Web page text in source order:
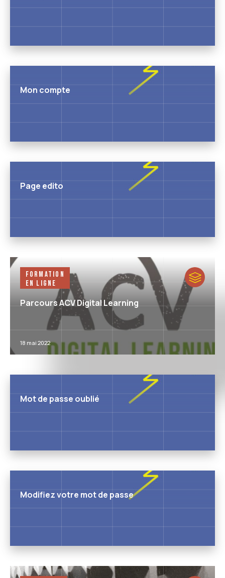
Mon compte
Page edito
Formation
en ligne
Parcours ACV Digital Learning
18 mai 2022
Mot de passe oublié
Modifiez votre mot de passe